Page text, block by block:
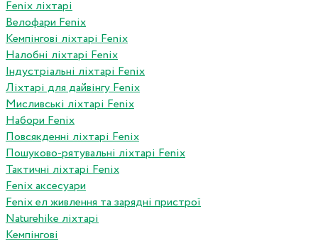
Fenix ліхтарі
Велофари Fenix
Кемпінгові ліхтарі Fenix
Налобні ліхтарі Fenix
Індустріальні ліхтарі Fenix
Ліхтарі для дайвінгу Fenix
Мисливські ліхтарі Fenix
Набори Fenix
Повсякденні ліхтарі Fenix
Пошуково-рятувальні ліхтарі Fenix
Тактичні ліхтарі Fenix
Fenix аксесуари
Fenix ел живлення та зарядні пристрої
Naturehike ліхтарі
Кемпінгові